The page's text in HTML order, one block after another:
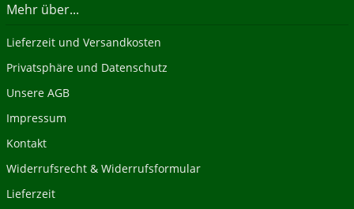
Mehr über...
Lieferzeit und Versandkosten
Privatsphäre und Datenschutz
Unsere AGB
Impressum
Kontakt
Widerrufsrecht & Widerrufsformular
Lieferzeit